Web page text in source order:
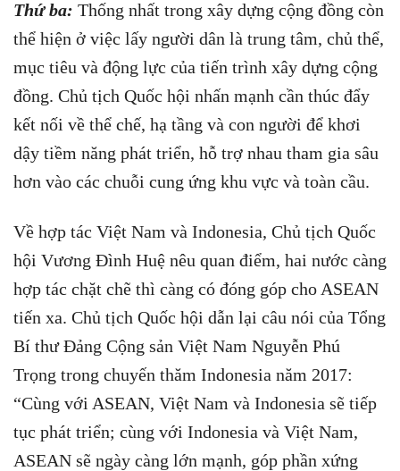
Thứ ba: Thống nhất trong xây dựng cộng đồng còn
thể hiện ở việc lấy người dân là trung tâm, chủ thể,
mục tiêu và động lực của tiến trình xây dựng cộng
đồng. Chủ tịch Quốc hội nhấn mạnh cần thúc đẩy
kết nối về thể chế, hạ tầng và con người để khơi
dậy tiềm năng phát triển, hỗ trợ nhau tham gia sâu
hơn vào các chuỗi cung ứng khu vực và toàn cầu.
Về hợp tác Việt Nam và Indonesia, Chủ tịch Quốc
hội Vương Đình Huệ nêu quan điểm, hai nước càng
hợp tác chặt chẽ thì càng có đóng góp cho ASEAN
tiến xa. Chủ tịch Quốc hội dẫn lại câu nói của Tổng
Bí thư Đảng Cộng sản Việt Nam Nguyễn Phú
Trọng trong chuyến thăm Indonesia năm 2017:
“Cùng với ASEAN, Việt Nam và Indonesia sẽ tiếp
tục phát triển; cùng với Indonesia và Việt Nam,
ASEAN sẽ ngày càng lớn mạnh, góp phần xứng